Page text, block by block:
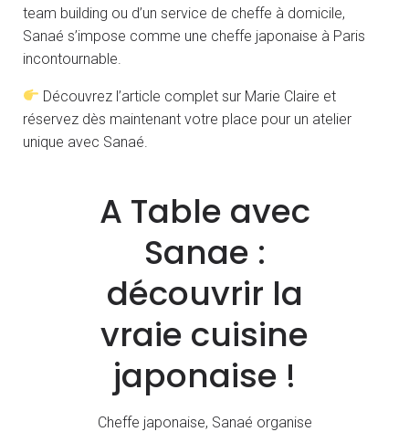
team building ou d’un service de cheffe à domicile,
Sanaé s’impose comme une cheffe japonaise à Paris
incontournable.
Découvrez l’article complet sur Marie Claire et
réservez dès maintenant votre place pour un atelier
unique avec Sanaé.
A Table avec
Sanae :
découvrir la
vraie cuisine
japonaise !
Cheffe japonaise, Sanaé organise